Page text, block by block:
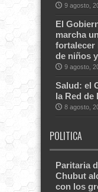
9 agosto,
El
marcha
fortalecer
de niños
9 agosto,
Salud: el
la Red de
8 agosto,
POLITICA
Paritaria
Chubut
con los